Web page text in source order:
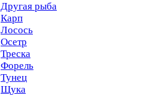
Другая рыба
Карп
Лосось
Осетр
Треска
Форель
Тунец
Щука